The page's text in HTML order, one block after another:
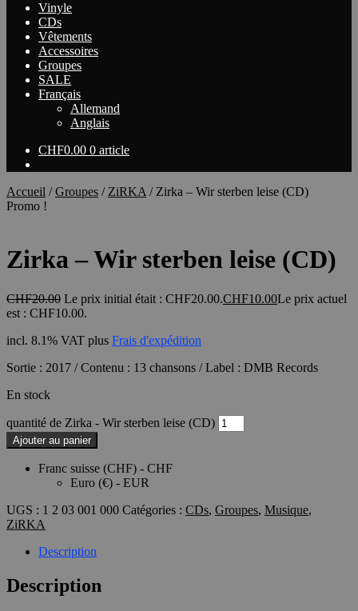
Vinyle
CDs
Vêtements
Accessoires
Groupes
SALE
Français
Allemand
Anglais
CHF0.00 0 article
Accueil /Groupes / ZiRKA / Zirka – Wir sterben leise (CD)
Promo !
Zirka – Wir sterben leise (CD)
CHF20.00 Le prix initial était : CHF20.00.CHF10.00Le prix actuel
est : CHF10.00.
incl. 8.1% VAT plus Frais d'expédition
Sortie : 2017 / Contenu : 13 chansons / Label : DMB Records
En stock
quantité de Zirka - Wir sterben leise (CD)
Ajouter au panier
Franc suisse (CHF) - CHF
Euro (€) - EUR
UGS : 1 2 03 001 000 Catégories : CDs, Groupes, Musique,
ZiRKA
Description
Description